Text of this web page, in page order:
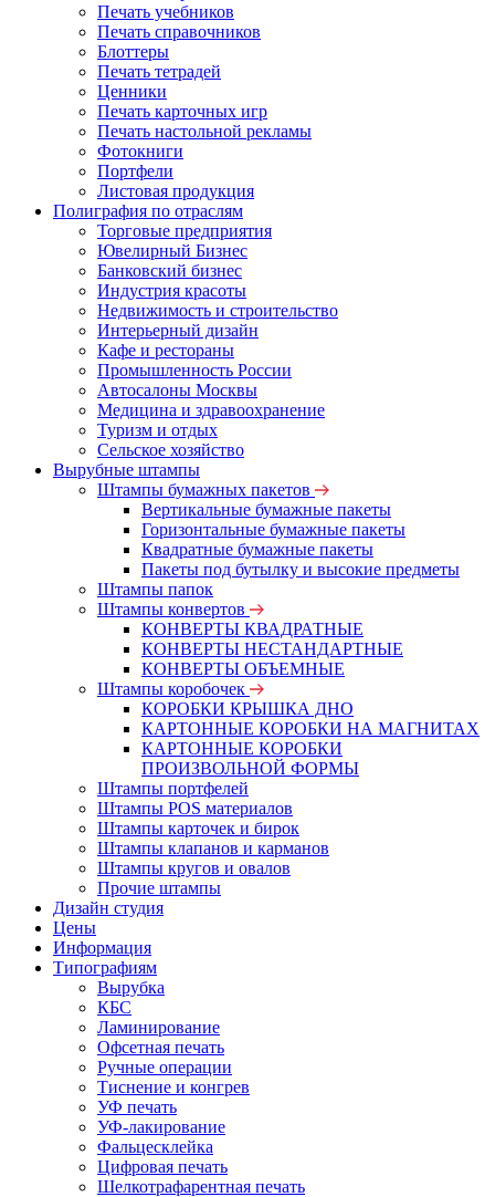
Печать учебников
Печать справочников
Блоттеры
Печать тетрадей
Ценники
Печать карточных игр
Печать настольной рекламы
Фотокниги
Портфели
Листовая продукция
Полиграфия по отраслям
Торговые предприятия
Ювелирный Бизнес
Банковский бизнес
Индустрия красоты
Недвижимость и строительство
Интерьерный дизайн
Кафе и рестораны
Промышленность России
Автосалоны Москвы
Медицина и здравоохранение
Туризм и отдых
Сельское хозяйство
Вырубные штампы
Штампы бумажных пакетов
Вертикальные бумажные пакеты
Горизонтальные бумажные пакеты
Квадратные бумажные пакеты
Пакеты под бутылку и высокие предметы
Штампы папок
Штампы конвертов
КОНВЕРТЫ КВАДРАТНЫЕ
КОНВЕРТЫ НЕСТАНДАРТНЫЕ
КОНВЕРТЫ ОБЪЕМНЫЕ
Штампы коробочек
КОРОБКИ КРЫШКА ДНО
КАРТОННЫЕ КОРОБКИ НА МАГНИТАХ
КАРТОННЫЕ КОРОБКИ
ПРОИЗВОЛЬНОЙ ФОРМЫ
Штампы портфелей
Штампы POS материалов
Штампы карточек и бирок
Штампы клапанов и карманов
Штампы кругов и овалов
Прочие штампы
Дизайн студия
Цены
Информация
Типографиям
Вырубка
КБС
Ламинирование
Офсетная печать
Ручные операции
Тиснение и конгрев
УФ печать
УФ-лакирование
Фальцесклейка
Цифровая печать
Шелкотрафарентная печать